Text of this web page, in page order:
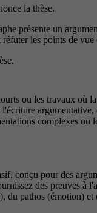
la thèse.
présente un
les points de vue
ou les travaux où
argumentative,
complexes ou
conçu pour des
des preuves à
du pathos (émotion)